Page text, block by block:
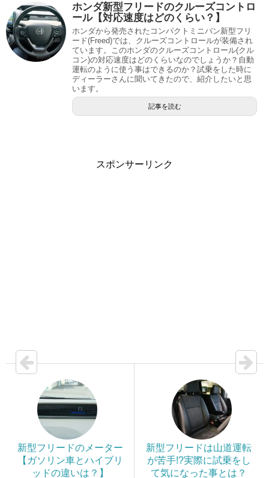
ホンダ新型フリードのクルーズコントロ
ール【対応速度はどのくらい？】
ホンダから発売されたコンパクトミニバン新型フリ
ード(Freed)では、クルーズコントロールが装備され
ています。このホンダのクルーズコントロール(クル
コン)の対応速度はどのくらいなのでしょうか？自動
運転のように使う事はできるのか？試乗をした時に
ディーラーさんに聞いてきたので、紹介したいと思
います。
記事を読む
スポンサーリンク
新型フリードのメーター
【ガソリン車とハイブリ
ッドの違いは？】
新型フリードは山道運転
が苦手!?実際に試乗をし
て気になった事とは？